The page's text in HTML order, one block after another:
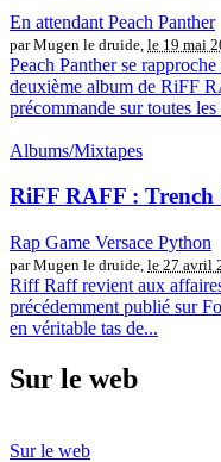
En attendant Peach Panther
par Mugen le druide, le 19 mai
Peach Panther se
deuxième album de RiFF
précommande sur toutes
Albums/Mixtapes
RiFF RAFF : Trench
Rap Game Versace Python
par Mugen le druide, le 27 avril
Riff Raff revient aux
précédemment publié sur
en véritable tas de...
Sur le web
Sur le web